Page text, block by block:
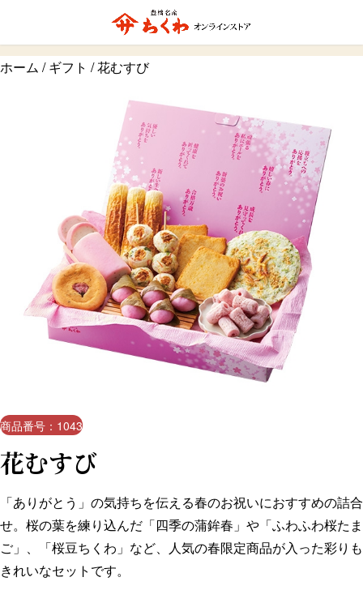
ホーム /ギフト / 花むすび
商品番号：1043
花むすび
「ありがとう」の気持ちを伝える春のお祝いにおすすめの詰合
せ。桜の葉を練り込んだ「四季の蒲鉾春」や「ふわふわ桜たま
ご」、「桜豆ちくわ」など、人気の春限定商品が入った彩りも
きれいなセットです。